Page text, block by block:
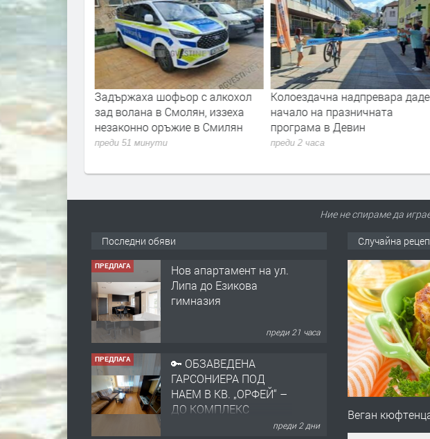
пожари край
Задържаха шофьор с алкохол
зад волана в Смолян, иззеха
незаконно оръжие в Смилян
преди 51 минути
Колоездачна надпревара даде
начало на празничната
програма в Девин
преди 2 часа
Ние не спираме да
Последни обяви
ПРЕДЛАГА
Нов апартамент на ул.
Липа до Езикова
гимназия
преди 21 часа
ПРЕДЛАГА
🔑 ОБЗАВЕДЕНА
ГАРСОНИЕРА ПОД
НАЕМ В КВ. „ОРФЕЙ“ –
ДО КОМПЛЕКС
преди 2 дни
Случайна
Веган